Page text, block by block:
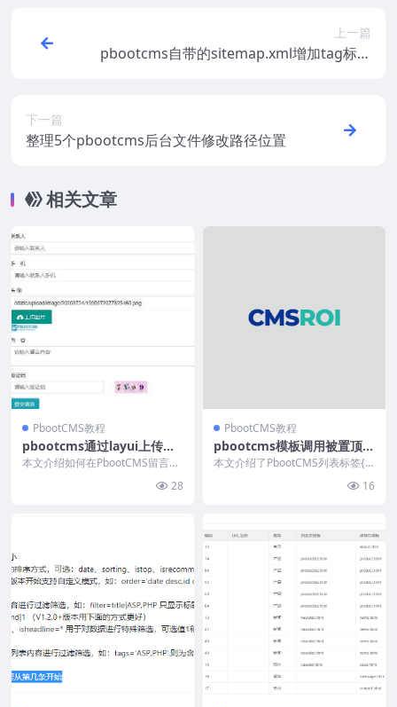
上一篇
pbootcms自带的sitemap.xml增加tag标签
下一篇
整理5个pbootcms后台文件修改路径位置
相关文章
PbootCMS教程
pbootcms通过layui上传实
现留言文件或图片上传功能
本文介绍如何在PbootCMS留言表
28
PbootCMS教程
pbootcms模板调用被置顶、
推荐、头条状态的文章
本文介绍了PbootCMS列表标签{p
16